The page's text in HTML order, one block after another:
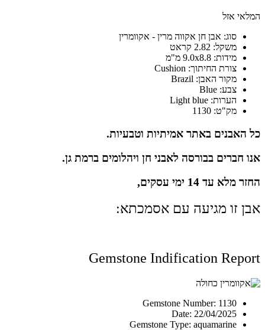
המלאי אזל
סוג: אבן חן אקווה מרין - אקוומרין
משקל: 2.82 קראט
מידות: 9.0x8.8 מ"מ
צורת החיתוך: Cushion
מקור האבן: Brazil
צבע: Blue
הערות: Light blue
מק"ט: 1130
כל האבנים באתר אמיתיות וטבעיות.
אנו חברים בבורסה לאבני חן ויהלומים ברמת גן.
החזר מלא עד 14 ימי עסקים,
אבן זו מגיעה עם אסמכתא:
Gemstone Indification Report
Gemstone Number: 1130
Date: 22/04/2025
Gemstone Type: aquamarine